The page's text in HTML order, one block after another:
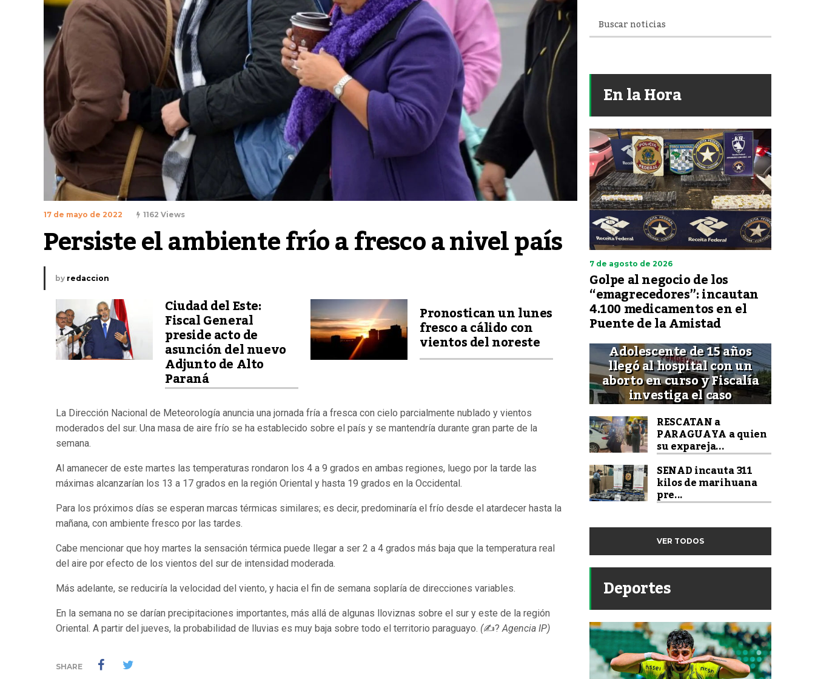
17 de mayo de 2022 1162 Views
Persiste el ambiente frío a fresco a nivel país
by redaccion
Ciudad del Este:
Fiscal General
preside acto de
asunción del nuevo
Adjunto de Alto
Paraná
Pronostican un lunes
fresco a cálido con
vientos del noreste
La Dirección Nacional de Meteorología anuncia una jornada fría a fresca con cielo parcialmente nublado y vientos
moderados del sur. Una masa de aire frío se ha establecido sobre el país y se mantendría durante gran parte de la
semana.
Al amanecer de este martes las temperaturas rondaron los 4 a 9 grados en ambas regiones, luego por la tarde las
máximas alcanzarían los 13 a 17 grados en la región Oriental y hasta 19 grados en la Occidental.
Para los próximos días se esperan marcas térmicas similares; es decir, predominaría el frío desde el atardecer hasta la
mañana, con ambiente fresco por las tardes.
Cabe mencionar que hoy martes la sensación térmica puede llegar a ser 2 a 4 grados más baja que la temperatura real
del aire por efecto de los vientos del sur de intensidad moderada.
Más adelante, se reduciría la velocidad del viento, y hacia el fin de semana soplaría de direcciones variables.
En la semana no se darían precipitaciones importantes, más allá de algunas lloviznas sobre el sur y este de la región
Oriental. A partir del jueves, la probabilidad de lluvias es muy baja sobre todo el territorio paraguayo. (✍?Agencia IP)
SHARE
En la Hora
7 de agosto de 2026
Golpe al negocio de los
“emagrecedores”: incautan
4.100 medicamentos en el
Puente de la Amistad
Adolescente de 15 años
llegó al hospital con un
aborto en curso y Fiscalía
investiga el caso
RESCATAN a
PARAGUAYA a quien
su expareja...
SENAD incauta 311
kilos de marihuana
pre...
VER TODOS
Deportes